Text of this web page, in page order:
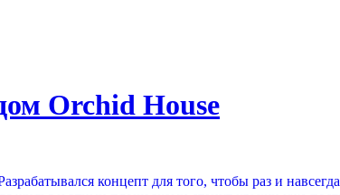
Orchid House
концепт для того, чтобы раз и